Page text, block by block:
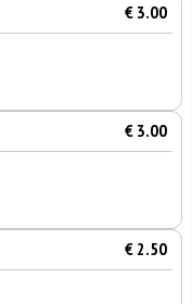
€ 3.00
€ 3.00
€ 2.50